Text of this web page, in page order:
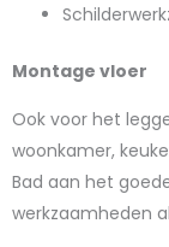
Montage vloer
Ook voor het
woonkamer,
Bad aan het
werkzaamheden